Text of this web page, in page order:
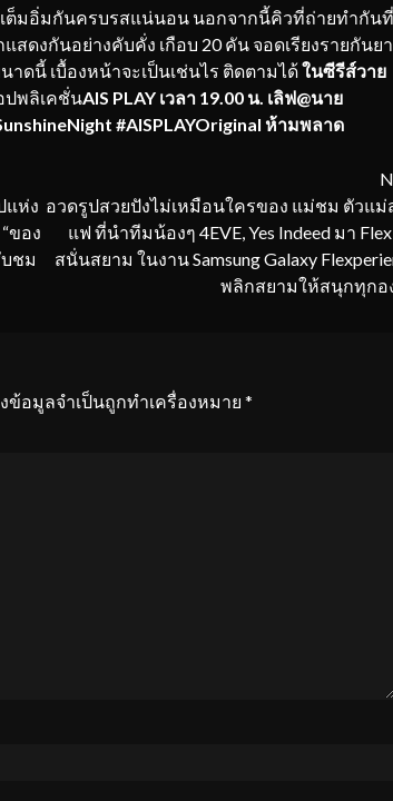
เต็มอิ่มกันครบรสแน่นอน นอกจากนี้คิวที่ถ่ายทำกันที่
ดงกันอย่างคับคั่ง เกือบ 20 คัน จอดเรียงรายกันย
าดนี้ เบื้องหน้าจะเป็นเช่นไร ติดตามได้ในซีรีส์วาย
ปพลิเคชั่นAIS PLAY เวลา 19.00 น. เลิฟ@นาย
#AISPLAYOriginal ห้ามพลาด
แห่ง
ของ
บชม
อวดรูปสวยปังไม่เหมือนใครของ แม่ชม ตัวแม่
แฟ ที่นำทีมน้องๆ 4EVE, Yes Indeed มา
สนั่นสยาม ในงาน Samsung Galaxy
พลิกสยามให้สนุกทุกอ
ข้อมูลจำเป็นถูกทำเครื่องหมาย *